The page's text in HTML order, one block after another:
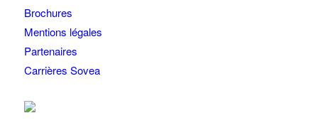
Brochures
Mentions légales
Partenaires
Carrières Sovea